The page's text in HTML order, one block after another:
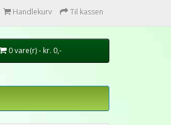
Handlekurv Til kassen
0 vare(r) - kr. 0,-